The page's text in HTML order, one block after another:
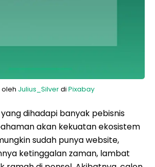
oleh Julius_Silverdi Pixabay
dihadapi banyak pebisnis
akan kekuatan ekosistem
sudah punya website,
ketinggalan zaman, lambat